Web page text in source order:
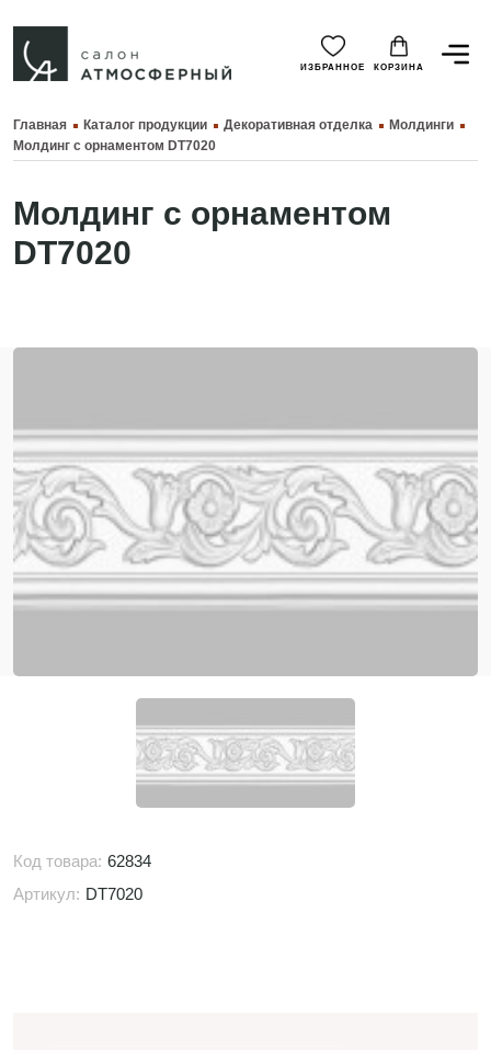
ИЗБРАННОЕ КОРЗИНА
Главная Каталог продукции Декоративная отделка
Молдинги
Молдинг с орнаментом DT7020
Молдинг с орнаментом
DT7020
Код товара: 62834
Артикул: DT7020